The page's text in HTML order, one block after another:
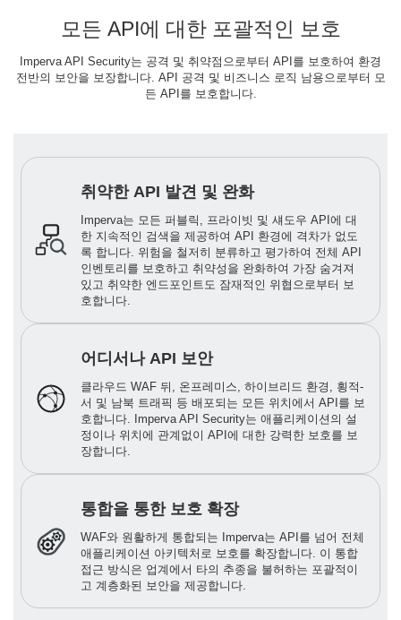
모든 API에 대한 포괄적인 보호
Imperva API Security는 공격 및 취약점으로부터 API를 보호하여 환경
전반의 보안을 보장합니다. API 공격 및 비즈니스 로직 남용으로부터 모
든 API를 보호합니다.
취약한 API 발견 및 완화
Imperva는 모든 퍼블릭, 프라이빗 및 섀도우 API에 대
한 지속적인 검색을 제공하여 API 환경에 격차가 없도
록 합니다. 위험을 철저히 분류하고 평가하여 전체 API
인벤토리를 보호하고 취약성을 완화하여 가장 숨겨져
있고 취약한 엔드포인트도 잠재적인 위협으로부터 보
호합니다.
어디서나 API 보안
클라우드 WAF 뒤, 온프레미스, 하이브리드 환경, 횡적-
서 및 남북 트래픽 등 배포되는 모든 위치에서 API를 보
호합니다. Imperva API Security는 애플리케이션의 설
정이나 위치에 관계없이 API에 대한 강력한 보호를 보
장합니다.
통합을 통한 보호 확장
WAF와 원활하게 통합되는 Imperva는 API를 넘어 전체
애플리케이션 아키텍처로 보호를 확장합니다. 이 통합
접근 방식은 업계에서 타의 추종을 불허하는 포괄적이
고 계층화된 보안을 제공합니다.